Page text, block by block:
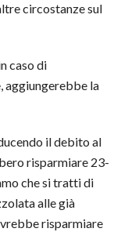
circostanze sul
caso di
aggiungerebbe la
il debito al
risparmiare 23-
che si tratti di
alle già
risparmiare